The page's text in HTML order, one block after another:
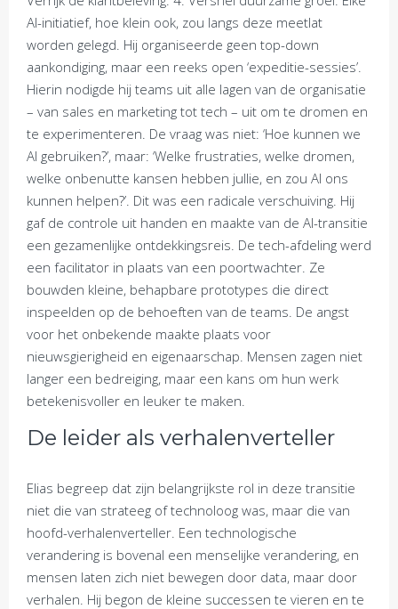
AI-initiatief, hoe klein ook, zou langs deze meetlat
worden gelegd. Hij organiseerde geen top-down
aankondiging, maar een reeks open ‘expeditie-sessies’.
Hierin nodigde hij teams uit alle lagen van de organisatie
– van sales en marketing tot tech – uit om te dromen en
te experimenteren. De vraag was niet: ‘Hoe kunnen we
AI gebruiken?’, maar: ‘Welke frustraties, welke dromen,
welke onbenutte kansen hebben jullie, en zou AI ons
kunnen helpen?’. Dit was een radicale verschuiving. Hij
gaf de controle uit handen en maakte van de AI-transitie
een gezamenlijke ontdekkingsreis. De tech-afdeling werd
een facilitator in plaats van een poortwachter. Ze
bouwden kleine, behapbare prototypes die direct
inspeelden op de behoeften van de teams. De angst
voor het onbekende maakte plaats voor
nieuwsgierigheid en eigenaarschap. Mensen zagen niet
langer een bedreiging, maar een kans om hun werk
betekenisvoller en leuker te maken.
De leider als verhalenverteller
Elias begreep dat zijn belangrijkste rol in deze transitie
niet die van strateeg of technoloog was, maar die van
hoofd-verhalenverteller. Een technologische
verandering is bovenal een menselijke verandering, en
mensen laten zich niet bewegen door data, maar door
verhalen. Hij begon de kleine successen te vieren en te